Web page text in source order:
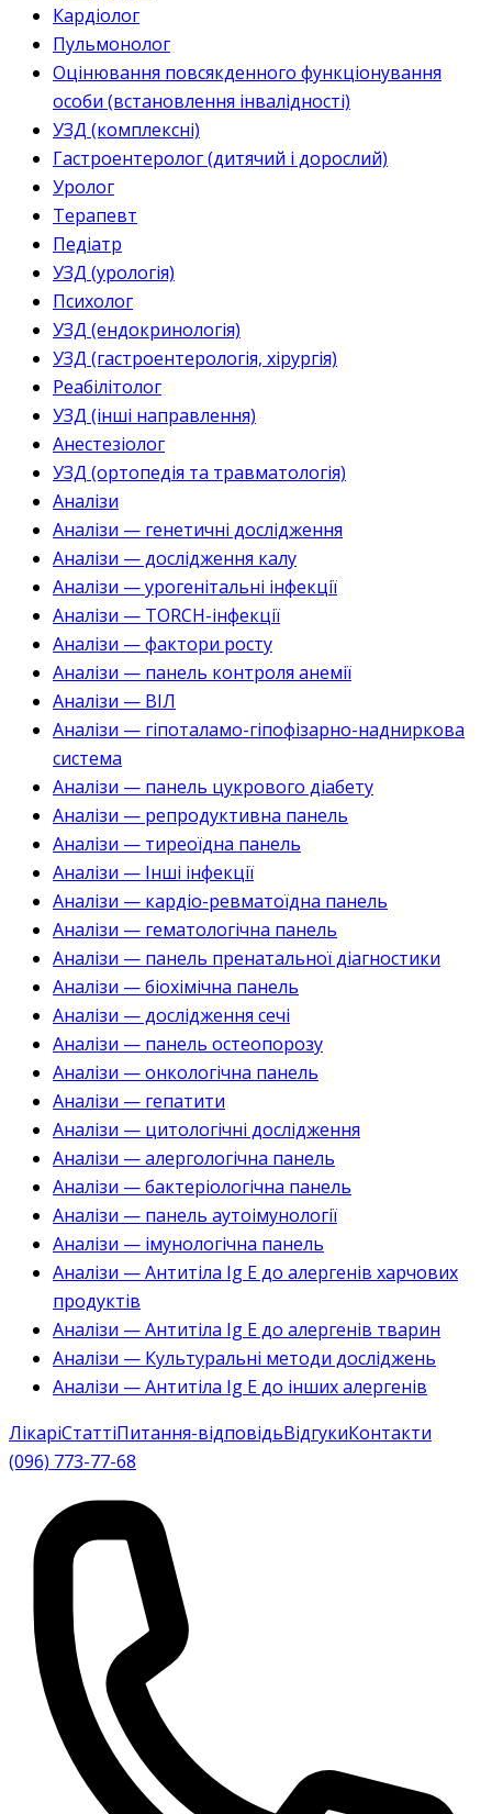
Кардіолог
Пульмонолог
Оцінювання повсякденного функціонування
особи (встановлення інвалідності)
УЗД (комплексні)
Гастроентеролог (дитячий і дорослий)
Уролог
Терапевт
Педіатр
УЗД (урологія)
Психолог
УЗД (ендокринологія)
УЗД (гастроентерологія, хірургія)
Реабілітолог
УЗД (інші направлення)
Анестезіолог
УЗД (ортопедія та травматологія)
Аналізи
Аналізи — генетичні дослідження
Аналізи — дослідження калу
Аналізи — урогенітальні інфекції
Аналізи — TORCH-інфекції
Аналізи — фактори росту
Аналізи — панель контроля анемії
Аналізи — ВІЛ
Аналізи — гіпоталамо-гіпофізарно-надниркова
система
Аналізи — панель цукрового діабету
Аналізи — репродуктивна панель
Аналізи — тиреоїдна панель
Аналізи — Інші інфекції
Аналізи — кардіо-ревматоїдна панель
Аналізи — гематологічна панель
Аналізи — панель пренатальної діагностики
Аналізи — біохімічна панель
Аналізи — дослідження сечі
Аналізи — панель остеопорозу
Аналізи — онкологічна панель
Аналізи — гепатити
Аналізи — цитологічні дослідження
Аналізи — алергологічна панель
Аналізи — бактеріологічна панель
Аналізи — панель аутоімунології
Аналізи — імунологічна панель
Аналізи — Антитіла Ig E до алергенів харчових
продуктів
Аналізи — Антитіла Ig E до алергенів тварин
Аналізи — Культуральні методи досліджень
Аналізи — Антитіла Ig E до інших алергенів
ЛікаріСтаттіПитання-відповідьВідгукиКонтакти
(096) 773-77-68